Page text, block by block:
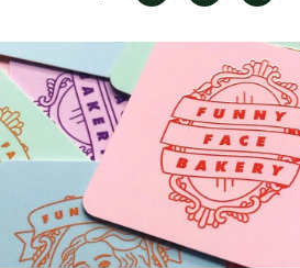
FacebookLinkedInTwitter